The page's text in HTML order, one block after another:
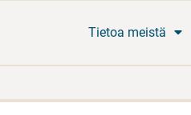
Tietoa meistä